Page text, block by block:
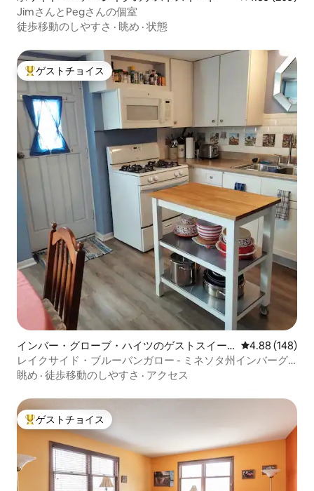
JimさんとPegさんの個室
徒歩移動のしやすさ · 眺め · 状態
大好評のゲストチョイスです。
ゲストチョイス
インバー・グローブ・ハイツのゲストスイー
ト
レビュー148
4.88 (148)
レイクサイド・ブルーバンガロー - ミネソタ州インバーグ
ローブハイツ
眺め · 徒歩移動のしやすさ · アクセス
大好評のゲストチョイスです。
ゲストチョイス